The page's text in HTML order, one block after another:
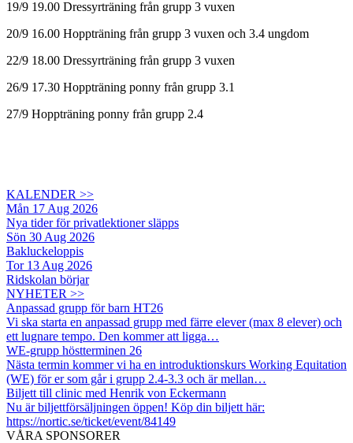
19/9 19.00 Dressyrträning från grupp 3 vuxen
20/9 16.00 Hoppträning från grupp 3 vuxen och 3.4 ungdom
22/9 18.00 Dressyrträning från grupp 3 vuxen
26/9 17.30 Hoppträning ponny från grupp 3.1
27/9 Hoppträning ponny från grupp 2.4
KALENDER >>
Mån 17 Aug 2026
Nya tider för privatlektioner släpps
Sön 30 Aug 2026
Bakluckeloppis
Tor 13 Aug 2026
Ridskolan börjar
NYHETER >>
Anpassad grupp för barn HT26
Vi ska starta en anpassad grupp med färre elever (max 8 elever) och
ett lugnare tempo. Den kommer att ligga…
WE-grupp höstterminen 26
Nästa termin kommer vi ha en introduktionskurs Working Equitation
(WE) för er som går i grupp 2.4-3.3 och är mellan…
Biljett till clinic med Henrik von Eckermann
Nu är biljettförsäljningen öppen! Köp din biljett här:
https://nortic.se/ticket/event/84149
VÅRA SPONSORER